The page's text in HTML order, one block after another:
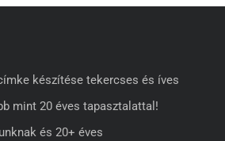
készítése tekercses és íves
mint 20 éves tapasztalattal!
és 20+ éves